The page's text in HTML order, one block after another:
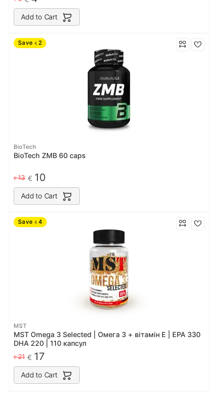
Add to Cart
Save € 2
BioTech
BioTech ZMB 60 caps
€13 € 10
Add to Cart
Save € 4
MST
MST Omega 3 Selected | Омега 3 + вітамін Е | EPA 330
DHA 220 | 110 капсул
€21 € 17
Add to Cart